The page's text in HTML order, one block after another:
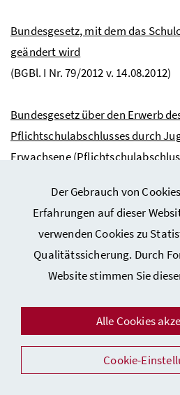
Der Gebrauch von
Erfahrungen auf dieser
verwenden Cookies zu
Qualitätssicherung. Durch
Website stimmen Sie
Alle Cookies
Cookie-
Bundesgesetz, mit dem das
geändert wird
(BGBl. I Nr. 79/2012 v. 14.08.2012)
Bundesgesetz über den Erwerb
Pflichtschulabschlusses durch
Erwachsene
Bundesgesetz, mit dem das
geändert wird
(BGBl. I Nr. 73/2012 v. 2.8.2012)
Bundesgesetz, mit dem das
Schulunterrichtsgesetz, das
Pflichtschulerhaltungs-
Schulzeitgesetz 1985, das Land-